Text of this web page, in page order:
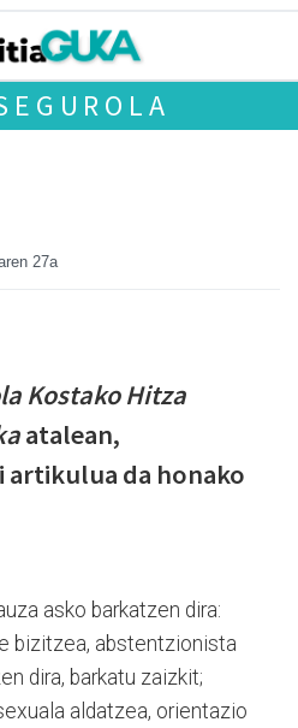
27a
Kostako Hitza
atalean,
da honako
asko barkatzen dira:
bizitzea, abstentzionista
dira, barkatu zaizkit;
aldatzea, orientazio